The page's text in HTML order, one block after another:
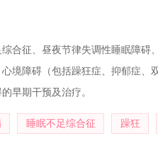
公开发表。
合征、昼夜节律失调性睡眠障碍
境障碍（包括躁狂症、抑郁症
早期干预及治疗。
睡眠不足综合征 躁狂